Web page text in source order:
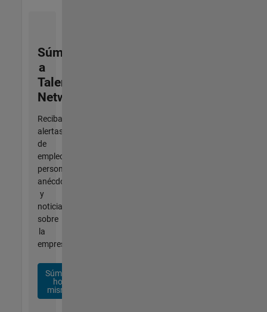
Súmese
a
Talent
Network
Reciba
alertas
de
empleo
personalizadas,
anécdotas
y
noticias
sobre
la
empresa.
Súmese
hoy
mismo